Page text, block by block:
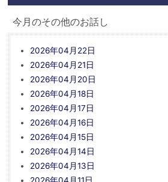
今月のその他のお話し
2026年04月22日
2026年04月21日
2026年04月20日
2026年04月18日
2026年04月17日
2026年04月16日
2026年04月15日
2026年04月14日
2026年04月13日